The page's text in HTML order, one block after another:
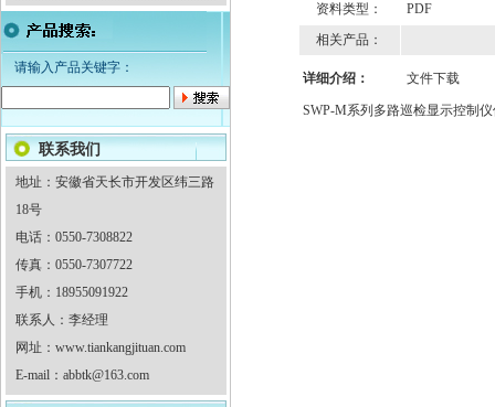
请输入产品关键字：
联系我们
地址：安徽省天长市开发区纬三路
18号
电话：0550-7308822
传真：0550-7307722
手机：18955091922
联系人：李经理
网址： www.tiankangjituan.com
E-mail： abbtk@163.com
资料类型：
PDF
相关产品：
详细介绍： 文件下载
SWP-M系列多路巡检显示控制